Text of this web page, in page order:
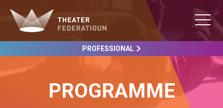
PROFESSIONAL
PROGRAMME